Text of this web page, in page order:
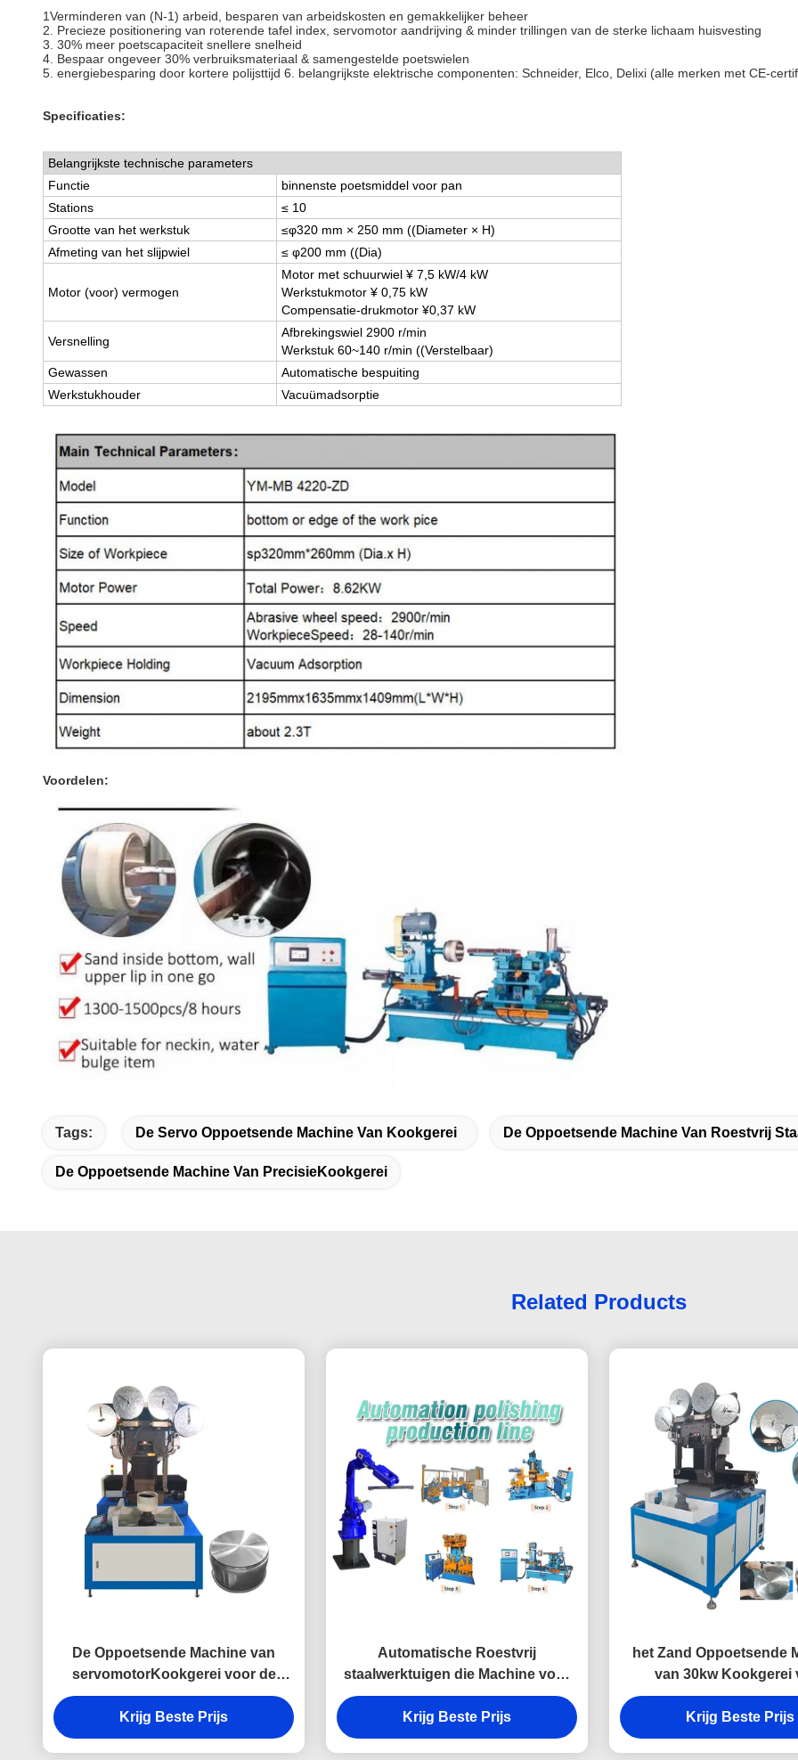
1Verminderen van (N-1) arbeid, besparen van arbeidskosten en gemakkelijker beheer
2. Precieze positionering van roterende tafel index, servomotor aandrijving & minder trillingen van de sterke lichaam huisvesting
3. 30% meer poetscapaciteit snellere snelheid
4. Bespaar ongeveer 30% verbruiksmateriaal & samengestelde poetswielen
5. energiebesparing door kortere polijsttijd 6. belangrijkste elektrische componenten: Schneider, Elco, Delixi (alle merken met CE-
Specificaties:
Belangrijkste technische parameters
Functie
binnenste poetsmiddel voor pan
Stations
≤ 10
Grootte van het werkstuk
≤φ320 mm × 250 mm ((Diameter × H)
Afmeting van het slijpwiel
≤ φ200 mm ((Dia)
Motor (voor) vermogen
Motor met schuurwiel ¥ 7,5 kW/4 kW
Werkstukmotor ¥ 0,75 kW
Compensatie-drukmotor ¥0,37 kW
Versnelling
Afbrekingswiel 2900 r/min
Werkstuk 60~140 r/min ((Verstelbaar)
Gewassen
Automatische bespuiting
Werkstukhouder
Vacuümadsorptie
Voordelen:
Tags: De Servo Oppoetsende Machine Van Kookgerei De Oppoetsende Machine Van Roestvrij
De Oppoetsende Machine Van PrecisieKookgerei
Related Products
De Oppoetsende Machine van
servomotorKookgerei voor de
Bodem van de Aluminiumpot het
Schuren
Krijg Beste Prijs
Automatische Roestvrij
staalwerktuigen die Machine voor
Kookgereis oppoetsen
Krijg Beste Prijs
het Zand Oppoetsende
van 30kw Kookgerei
Metaalpot het
Krijg Beste Prijs